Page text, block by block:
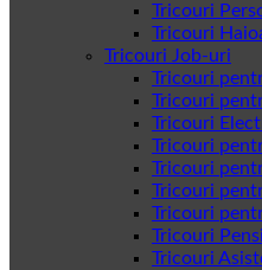
Tricouri
Tricouri
Tricouri Job-uri
Tricouri
Tricouri
Tricouri
Tricouri
Tricouri
Tricouri
Tricouri
Tricouri
Tricouri